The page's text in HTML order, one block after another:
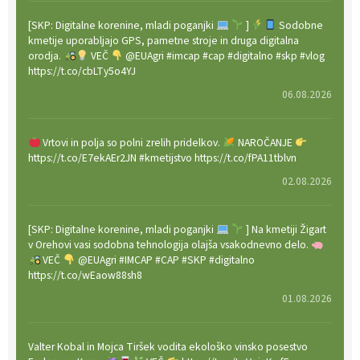
[SKP: Digitalne korenine, mladi poganjki ]
Sodobne
kmetije uporabljajo GPS, pametne stroje in druga digitalna
orodja.
VEČ
@EUAgri #imcap #cap #digitalno #skp #vlog
https://t.co/cbLTy5o4YJ
06.08.2026
Vrtovi in polja so polni zrelih pridelkov.
NAROČANJE
https://t.co/E7ekAEr2JN #kmetijstvo https://t.co/fPA11tblvn
02.08.2026
[SKP: Digitalne korenine, mladi poganjki
] Na kmetiji Žigart
v Orehovi vasi sodobna tehnologija olajša vsakodnevno delo.
VEČ
@EUAgri #IMCAP #CAP #SKP #digitalno
https://t.co/wEaow88sh8
01.08.2026
Valter Kobal in Mojca Tiršek vodita ekološko vinsko posestvo